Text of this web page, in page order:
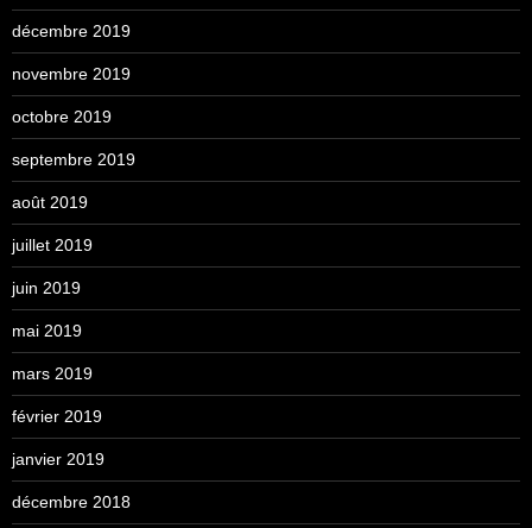
décembre 2019
novembre 2019
octobre 2019
septembre 2019
août 2019
juillet 2019
juin 2019
mai 2019
mars 2019
février 2019
janvier 2019
décembre 2018